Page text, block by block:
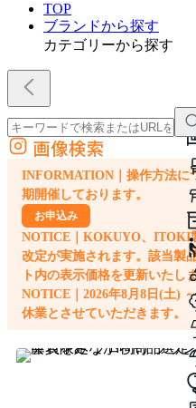
TOP
ブランドから探す
カテゴリーから探す
外部サイトの商品をカートに追加
他のサイトで見つけた商品ページのURLを貼り
画像検索
INFORMATION｜操作方法に
期開催しております。
お申込み
NOTICE｜KOKUYO、ITOKI
改定が実施されます。該当製
ト内の表示価格を更新いたし
NOTICE｜2026年8月8日(土)
休業とさせていただきます。